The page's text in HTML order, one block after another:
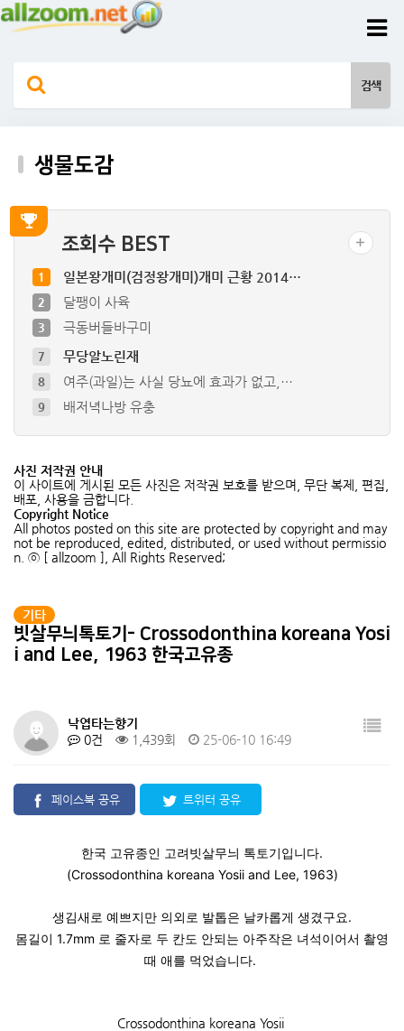
생물도감
조회수 BEST
7 무당알노린재
8 여주(과일)는 사실 당뇨에 효과가 없고,…
9 배저녁나방 유충
5 참긴더듬이잎벌레
6 큰넓적송장벌레 (유충)
7 무당알노린재
1 일본왕개미(검정왕개미)개미 근황 2014…
2 달팽이 사육
3 극동버들바구미
사진 저작권 안내
이 사이트에 게시된 모든 사진은 저작권 보호를 받으며, 무단 복제, 편집,
배포, 사용을 금합니다.
Copyright Notice
All photos posted on this site are protected by copyright and may
not be reproduced, edited, distributed, or used without permissio
n. ⓒ [ allzoom ], All Rights Reserved;
기타
빗살무늬톡토기- Crossodonthina koreana Yosi
i and Lee, 1963 한국고유종
낙엽타는향기
0건
1,439회 25-06-10 16:49
페이스북 공유 트위터 공유
한국 고유종인 고려빗살무늬 톡토기입니다.
(Crossodonthina koreana Yosii and Lee, 1963)
생김새로 예쁘지만 의외로 발톱은 날카롭게 생겼구요.
몸길이 1.7mm 로 줄자로 두 칸도 안되는 아주작은 녀석이어서 촬영
때 애를 먹었습니다.
Crossodonthina koreana Yosii